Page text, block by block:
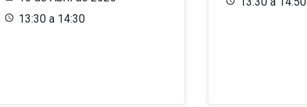
13:30 a 14:30